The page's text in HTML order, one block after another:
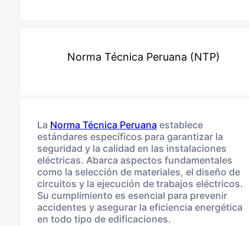
Norma Técnica Peruana (NTP)
La Norma Técnica Peruana establece
estándares específicos para garantizar la
seguridad y la calidad en las instalaciones
eléctricas. Abarca aspectos fundamentales
como la selección de materiales, el diseño de
circuitos y la ejecución de trabajos eléctricos.
Su cumplimiento es esencial para prevenir
accidentes y asegurar la eficiencia energética
en todo tipo de edificaciones.